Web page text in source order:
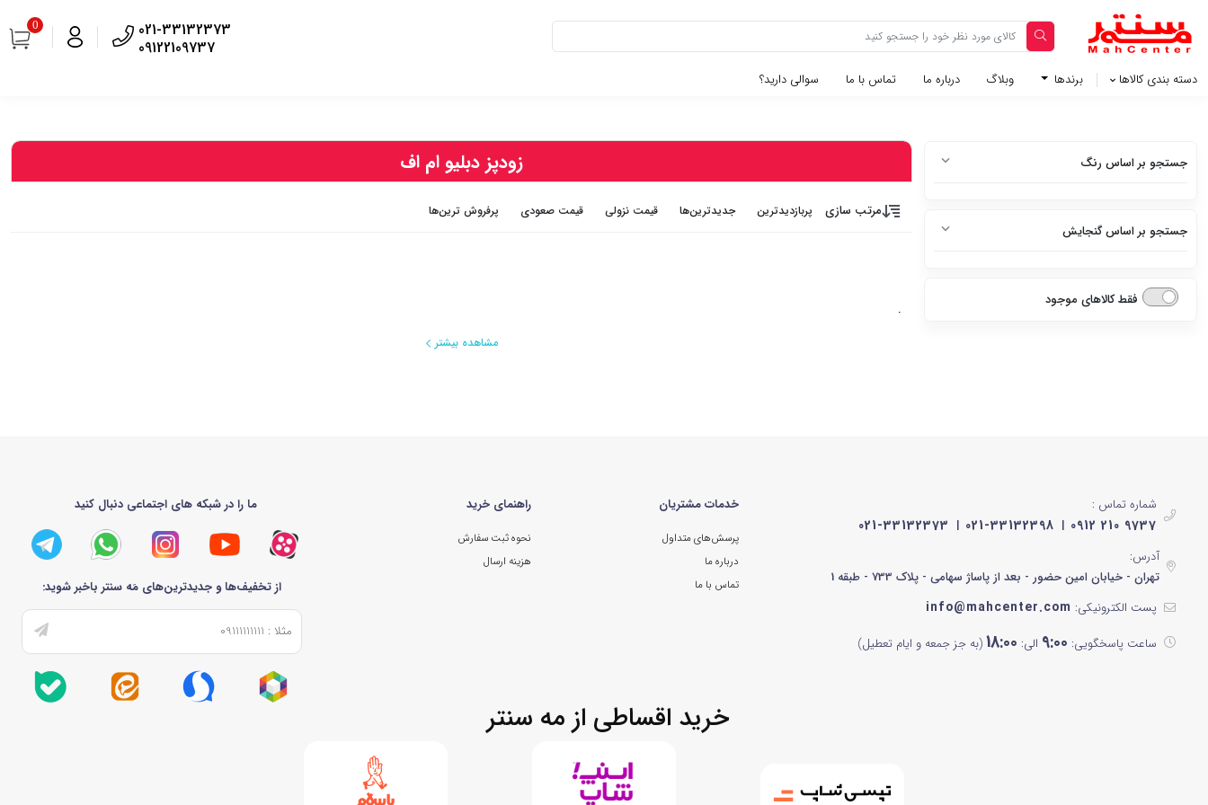
021-33132373
09122109737
0
دسته بندی کالاها برندها وبلاگ‌ درباره ما تماس با ما سوالی دارید؟
جستجو بر اساس رنگ
سفید متالیک
سفید براق
سفید پنل سفید
سفید پنل مشکی
نقره ای پنل مشکی
نقره ای پنل نقره ای
جستجو بر اساس گنجایش
6 لیتر
فقط کالاهای موجود
زودپز دبلیو ام اف
مرتب سازی پربازديدترين جديدترين‌ها قيمت نزولی قيمت صعودی پرفروش ترین‌ها
.
مشاهده بیشتر
شماره تماس :
0912 210 9737
021-33132398
021-33132373
آدرس:
تهران - خیابان امین حضور - بعد از پاساژ سهامی - پلاک 733 - طبقه 1
پست الکترونیکی: info@mahcenter.com
ساعت پاسخگویی: 9:00 الی: 18:00(به جز جمعه و ایام تعطیل)
خدمات مشتریان
پرسش‌های متداول
درباره ما
تماس با ما
راهنمای خرید
نحوه ثبت سفارش
هزینه ارسال
ما را در شبکه های اجتماعی دنبال کنید
از تخفیف‌ها و جدیدترین‌های مَه سنتر باخبر شوید:
خرید اقساطی از مه سنتر